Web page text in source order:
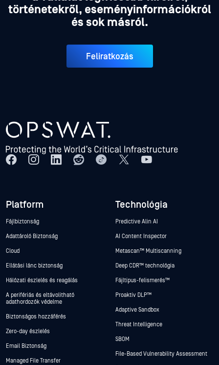
történetekről, eseményinformációkról
és sok másról.
Feliratkozás
Platform
Fájlbiztonság
Adattároló Biztonság
Cloud
Ellátási lánc biztonság
Hálózati észlelés és reagálás
A perifériás és eltávolítható
adathordozók védelme
Biztonságos hozzáférés
Zero-day észlelés
Email Biztonság
Managed File Transfer
Technológia
Predictive Alin AI
AI Content Inspector
Metascan™ Multiscanning
Deep CDR™ technológia
Fájltípus-felismerés™
Proaktív DLP™
Adaptive Sandbox
Threat Intelligence
SBOM
File-Based Vulnerability Assessment